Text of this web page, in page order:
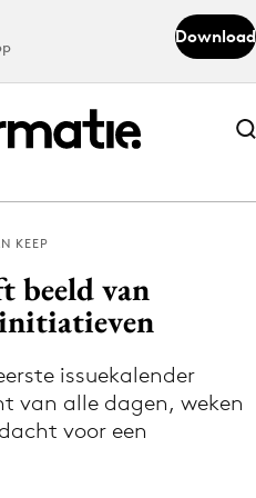
Download
Abonneer nu
Abonneer nu
de app
via de Adformatie
app
KEEP
beeld van
issuekalender
van alle dagen, weken
voor een